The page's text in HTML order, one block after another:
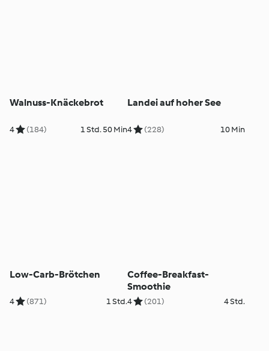
Walnuss-Knäckebrot
4 (184) 1 Std. 50 Min
Landei auf hoher See
4 (228) 10 Min
Low-Carb-Brötchen
4 (871) 1 Std.
Coffee-Breakfast-
Smoothie
4 (201) 4 Std.